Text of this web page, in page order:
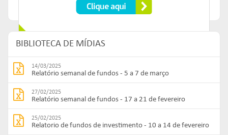
BIBLIOTECA DE MÍDIAS
14/03/2025
Relatório semanal de fundos - 5 a 7 de março
27/02/2025
Relatório semanal de fundos - 17 a 21 de fevereiro
25/02/2025
Relatorio de fundos de investimento - 10 a 14 de fevereiro